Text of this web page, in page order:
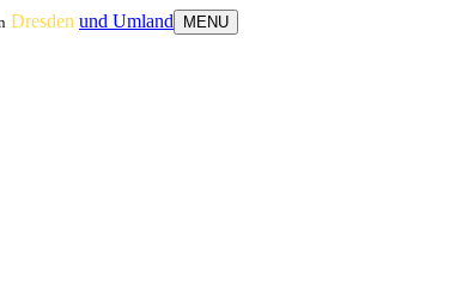
Dresden und Umland MENU